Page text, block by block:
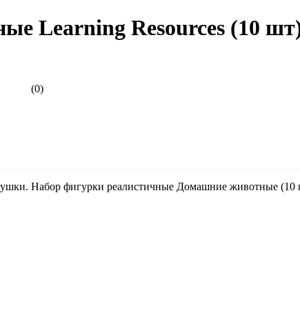
Learning Resources (10
(0)
Набор фигурки реалистичные Домашние животные (10